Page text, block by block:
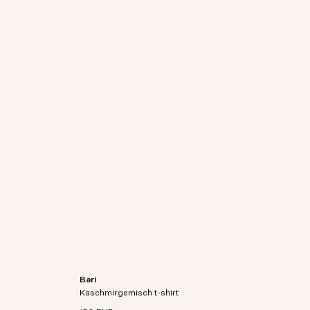
Bari
Kaschmirgemisch t-shirt
Kurzarm-T-Shirt aus Bio-Baumwoll-Kaschmir-
Mischstrick.